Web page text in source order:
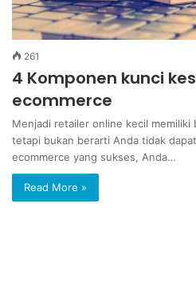
261
4 Komponen kunci
ecommerce
Menjadi retailer online kecil memiliki
tetapi bukan berarti Anda tidak
ecommerce yang sukses, Anda…
Read More »